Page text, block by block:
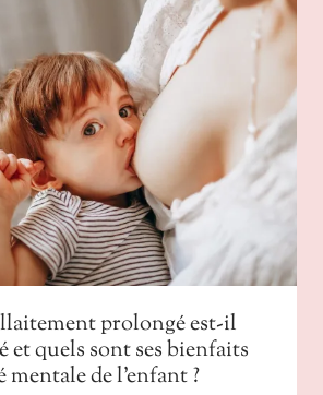
prolongé est-il
et quels sont ses bienfaits
de l’enfant ?